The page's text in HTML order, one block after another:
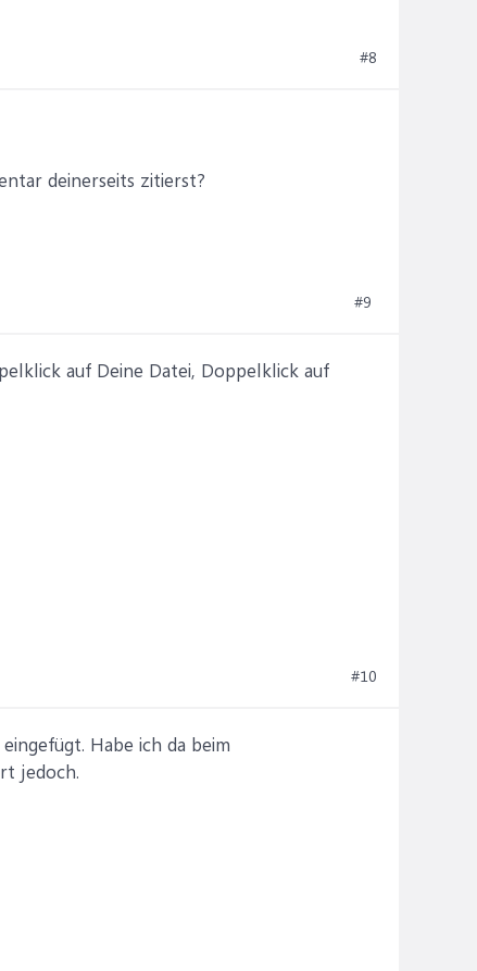
#8
deinerseits zitierst?
#9
auf Deine Datei, Doppelklick auf
#10
Habe ich da beim
jedoch.